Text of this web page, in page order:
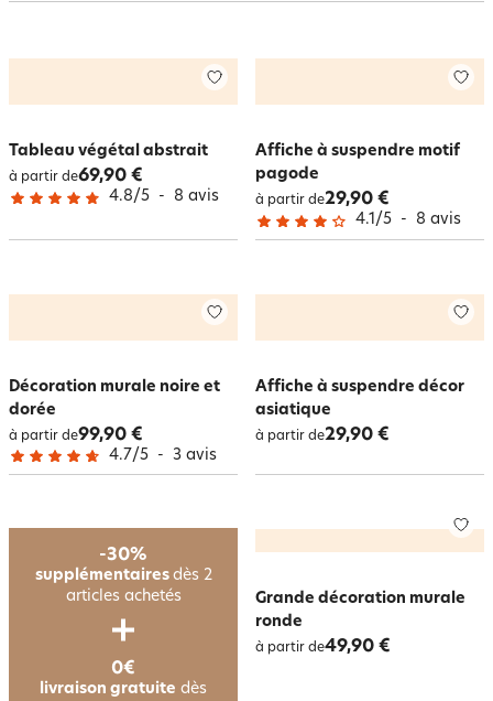
Tableau végétal abstrait
à partir de69,90 €
4.8/5 - 8 avis
Affiche à suspendre motif
pagode
à partir de29,90 €
4.1/5 - 8 avis
Décoration murale noire et
dorée
à partir de99,90 €
4.7/5 - 3 avis
Affiche à suspendre décor
asiatique
à partir de29,90 €
Grande décoration murale
ronde
à partir de49,90 €
-30%
supplémentaires dès 2
articles achetés
0€
livraison gratuite dès